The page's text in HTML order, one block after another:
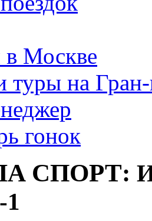
в Москве
туры на
гонок
СПОРТ: